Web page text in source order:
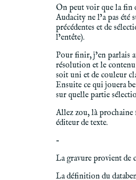
On peut voir que la fin
Audacity ne l’a pas été
précédentes et de
l’entête).
Pour finir, j’en parlais
résolution et le
soit uni et de couleur
Ensuite ce qui jouera
sur quelle partie
Allez zou, là prochaine
éditeur de texte.
–
La gravure provient de
La définition du